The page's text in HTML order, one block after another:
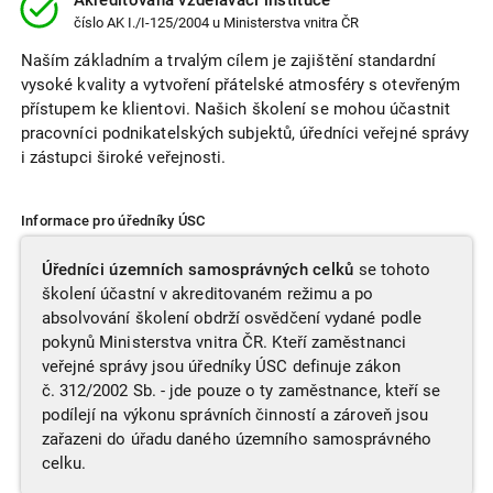
číslo AK I./I-125/2004u Ministerstva vnitra ČR
Naším základním a trvalým cílem je zajištění standardní
vysoké kvality a vytvoření přátelské atmosféry s otevřeným
přístupem ke klientovi. Našich školení se mohou účastnit
pracovníci podnikatelských subjektů, úředníci veřejné správy
i zástupci široké veřejnosti.
Informace pro úředníky ÚSC
Úředníci územních samosprávných celků se tohoto
školení účastní v akreditovaném režimu a po
absolvování školení obdrží osvědčení vydané podle
pokynů Ministerstva vnitra ČR. Kteří zaměstnanci
veřejné správy jsou úředníky ÚSC definuje zákon
č. 312/2002 Sb. - jde pouze o ty zaměstnance, kteří se
podílejí na výkonu správních činností a zároveň jsou
zařazeni do úřadu daného územního samosprávného
celku.